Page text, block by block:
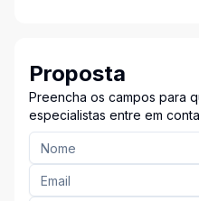
Proposta
Preencha os campos para
especialistas entre em